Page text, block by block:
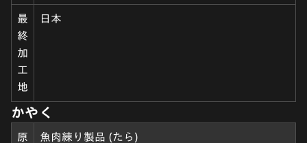
最
終
加
工
地
日本
かやく
原
魚肉練り製品 (たら)